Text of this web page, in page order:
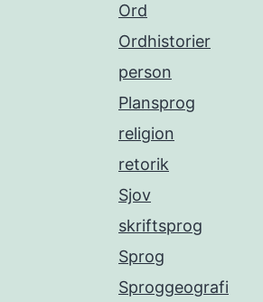
Ord
Ordhistorier
person
Plansprog
religion
retorik
Sjov
skriftsprog
Sprog
Sproggeografi